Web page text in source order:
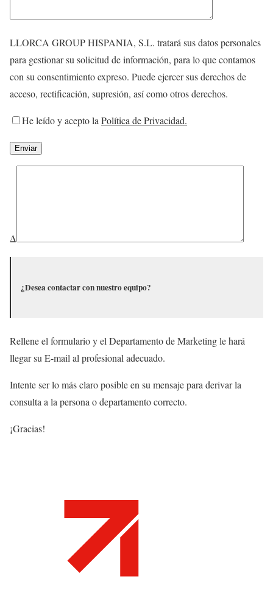
LLORCA GROUP HISPANIA, S.L. tratará sus datos personales
para gestionar su solicitud de información, para lo que contamos
con su consentimiento expreso. Puede ejercer sus derechos de
acceso, rectificación, supresión, así como otros derechos.
He leído y acepto laPolítica de Privacidad.
Δ
¿Desea contactar con nuestro equipo?
Rellene el formulario y el Departamento de Marketing le hará
llegar su E-mail al profesional adecuado.
Intente ser lo más claro posible en su mensaje para derivar la
consulta a la persona o departamento correcto.
¡Gracias!